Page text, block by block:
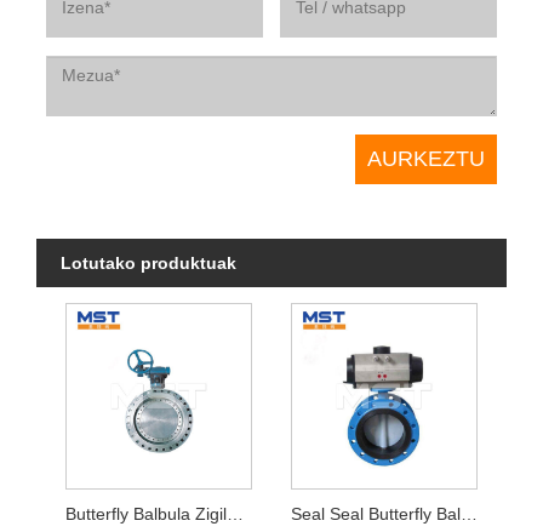
Lotutako produktuak
Butterfly Balbula Zigilatzeko Zail Metalikoa